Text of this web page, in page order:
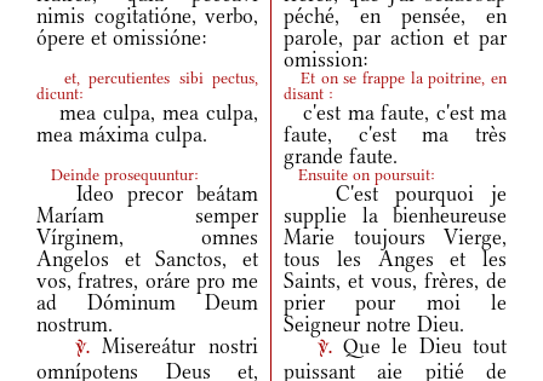
nimis cogitatióne, verbo,
ópere et omissióne:
péché, en pensée, en
parole, par action et par
omission:
et, percutientes sibi pectus,
dicunt:
Et on se frappe la poitrine, en
disant :
mea culpa, mea culpa,
mea máxima culpa.
c'est ma faute, c'est ma
faute, c'est ma très
grande faute.
Deinde prosequuntur: Ensuite on poursuit:
Ideo precor beátam
Maríam semper
Vírginem, omnes
Angelos et Sanctos, et
vos, fratres, oráre pro me
ad Dóminum Deum
nostrum.
C'est pourquoi je
supplie la bienheureuse
Marie toujours Vierge,
tous les Anges et les
Saints, et vous, frères, de
prier pour moi le
Seigneur notre Dieu.
v.Misereátur nostri
omnípotens Deus et,
v.Que le Dieu tout
puissant aie pitié de